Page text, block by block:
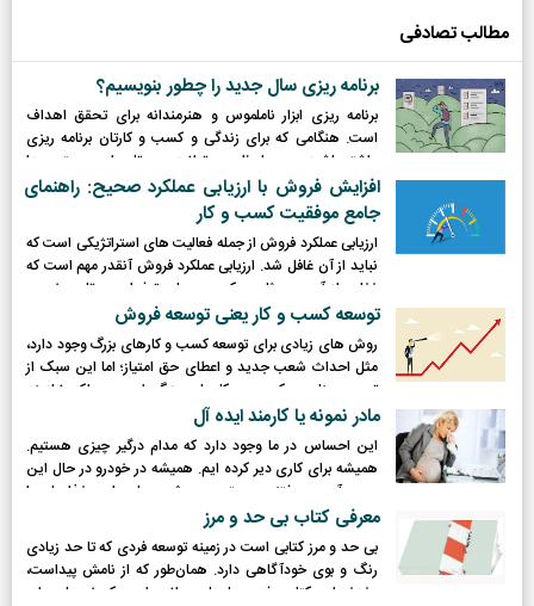
مطالب تصادفی
برنامه ریزی سال جدید را چطور بنویسیم؟
برنامه ریزی ابزار ناملموس و هنرمندانه برای تحقق اهداف
است. هنگامی که برای زندگی و کسب و کارتان برنامه ریزی
داشته باشید، در هر لحظه می توانید مسیرتان را به درستی پیدا
کنید؛ می توانید جایگاه فعلی تان را به وضح درک کنید؛ می
توانید امیدوارانه تر ادامه دهید؛ می توانید سریعتر به اهدافتان
برسید و البته می توانید بیشتر رشد کنید!
افزایش فروش با ارزیابی عملکرد صحیح: راهنمای
جامع موفقیت کسب و کار
ارزیابی عملکرد فروش از جمله فعالیت های استراتژیکی است که
نباید از آن غافل شد. ارزیابی عملکرد فروش آنقدر مهم است که
غفلت از آن، به مثابه حرکت روی لبه تیغ است؛ تا به خودت
بیایی شاید به دره ورشکستگی سقوط کنی! لذا جهت ارزیابی
عملکرد فروش می بایست شاخص های کلیدی ارزیابی عملکرد
تعیین کرد. شاخص هایی که با آن بتوان به درستی رفتار هر
فروشنده و کل واحد فروش را با عدد و رقم اندازه گیری کرد؛ نه
از روی حدس و گمان و تحلیل شهودی!
توسعه کسب و کار یعنی توسعه فروش
روش های زیادی برای توسعه کسب و کارهای بزرگ وجود دارد،
مثل احداث شعب جدید و اعطای حق امتیاز؛ اما این سبک از
توسعه مناسب کسب و کارهای بزرگ است. چراکه نیازمند
داشتن برندی قوی در صنعت است و تزریق سرمایه هم لازم
است. کسب و کارهای کوچک و استارتاپ ها متناسب با دانش،
وقت، پول و انرژی شان باید از فرمول دیگری برای توسعه کسب
و کارشان استفاده کنند. روشی که بتوانند بدون تحمیل هزینه
چشمگیر، کسب و کارشان را توسعه و رونق بدهند.
مادر نمونه یا کارمند ایده آل
این احساس در ما وجود دارد که مدام درگیر چیزی هستیم.
همیشه برای کاری دیر کرده ایم. همیشه در خودرو در حال این
سو و آن سو رفتنن هستیم. همیشه عجله داریم غذایمان را
تمام کنیم و به تمیزکاری بپردازیم. همیشه در حال حرکت هستیم
و به ندرت زمانی برای نفس کشیدن داریم.
معرفی کتاب بی حد و مرز
بی ‌حد و مرز کتابی است در زمینه توسعه فردی که تا حد زیادی
رنگ و بوی خودآگاهی دارد. همان‌طور که از نامش پیداست،
دغدغه این کتاب رفع حصارها و موانعی است که خودمان برای